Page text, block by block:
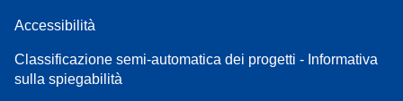
Accessibilità
Classificazione semi-automatica dei progetti - Informativa
sulla spiegabilità